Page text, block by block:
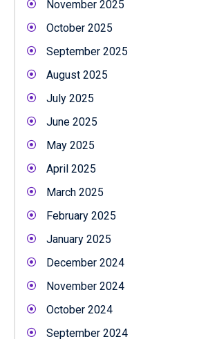
November 2025
October 2025
September 2025
August 2025
July 2025
June 2025
May 2025
April 2025
March 2025
February 2025
January 2025
December 2024
November 2024
October 2024
September 2024